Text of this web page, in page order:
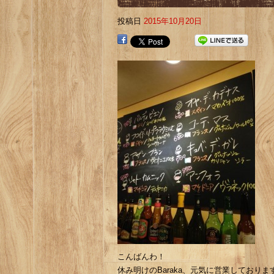
投稿日 2015年10月20日
こんばんわ！
休み明けのBaraka、元気に営業しておりま